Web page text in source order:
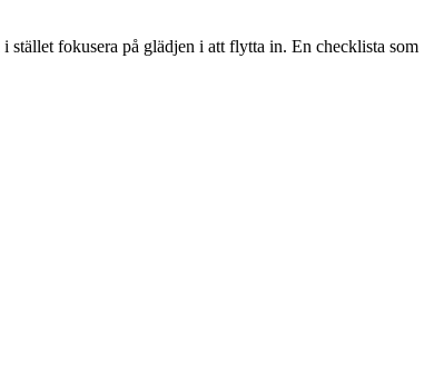
stället fokusera på glädjen i att flytta in. En checklista som